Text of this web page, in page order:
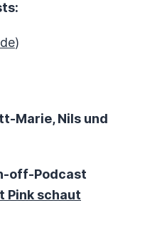
)
Marie, Nils und
off-Podcast
Pink schaut